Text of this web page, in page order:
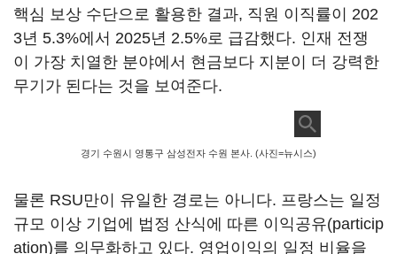
핵심 보상 수단으로 활용한 결과, 직원 이직률이 202
3년 5.3%에서 2025년 2.5%로 급감했다. 인재 전쟁
이 가장 치열한 분야에서 현금보다 지분이 더 강력한
무기가 된다는 것을 보여준다.
경기 수원시 영통구 삼성전자 수원 본사. (사진=뉴시스)
물론 RSU만이 유일한 경로는 아니다. 프랑스는 일정
규모 이상 기업에 법정 산식에 따른 이익공유(particip
ation)를 의무화하고 있다. 영업이익의 일정 비율을